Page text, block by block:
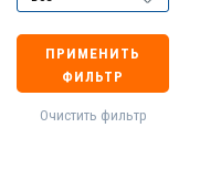
ПРИМЕНИТЬ
ФИЛЬТР
Очистить фильтр